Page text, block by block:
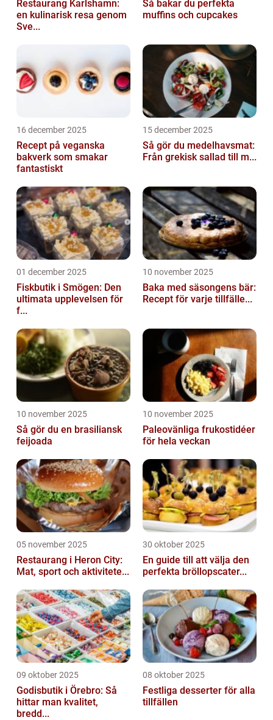
Restaurang Karlshamn:
en kulinarisk resa genom
Sve...
Så bakar du perfekta
muffins och cupcakes
16 december 2025
Recept på veganska
bakverk som smakar
fantastiskt
15 december 2025
Så gör du medelhavsmat:
Från grekisk sallad till m...
01 december 2025
Fiskbutik i Smögen: Den
ultimata upplevelsen för
f...
10 november 2025
Baka med säsongens bär:
Recept för varje tillfälle...
10 november 2025
Så gör du en brasiliansk
feijoada
10 november 2025
Paleovänliga frukostidéer
för hela veckan
05 november 2025
Restaurang i Heron City:
Mat, sport och aktivitete...
30 oktober 2025
En guide till att välja den
perfekta bröllopscater...
09 oktober 2025
Godisbutik i Örebro: Så
hittar man kvalitet,
bredd...
08 oktober 2025
Festliga desserter för alla
tillfällen